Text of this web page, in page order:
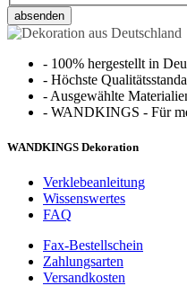
absenden
- 100% hergestellt in
- Höchste
- Ausgewählte
- WANDKINGS - Für
WANDKINGS Dekoration
Verklebeanleitung
Wissenswertes
FAQ
Fax-Bestellschein
Zahlungsarten
Versandkosten